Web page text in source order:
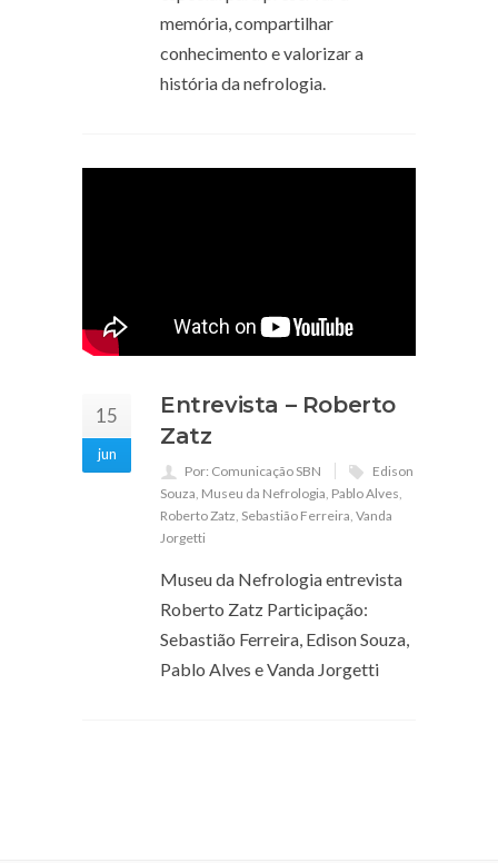
memória, compartilhar
conhecimento e valorizar a
história da nefrologia.
15
jun
Entrevista – Roberto
Zatz
Por: Comunicação SBN
Edison
Souza, Museu da Nefrologia, Pablo Alves,
Roberto Zatz, Sebastião Ferreira, Vanda
Jorgetti
Museu da Nefrologia entrevista
Roberto Zatz Participação:
Sebastião Ferreira, Edison Souza,
Pablo Alves e Vanda Jorgetti